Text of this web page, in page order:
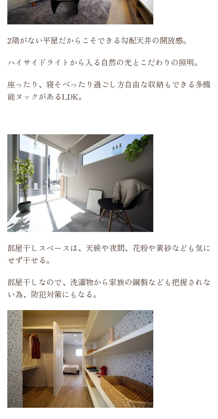
2階がない平屋だからこそできる勾配天井の開放感。
ハイサイドライトから入る自然の光とこだわりの照明。
座ったり、寝そべったり過ごし方自由な収納もできる多機
能ヌックがあるLDK。
部屋干しスペースは、天候や夜間、花粉や黄砂なども気に
せず干せる。
部屋干しなので、洗濯物から家族の鋼製なども把握されな
い為、防犯対策にもなる。